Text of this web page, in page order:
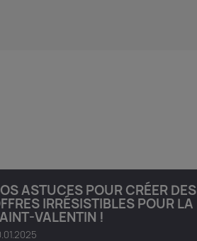
ASTUCES POUR CRÉER DES
IRRÉSISTIBLES POUR LA
VALENTIN !